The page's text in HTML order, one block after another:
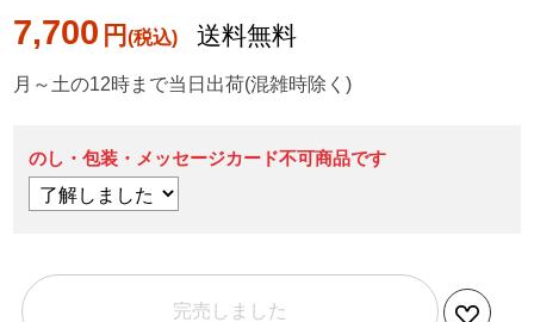
7,700 円 送料無料
月～土の12時まで当日出荷(混雑時除く)
のし・包装・メッセージカード不可商品です
完売しました